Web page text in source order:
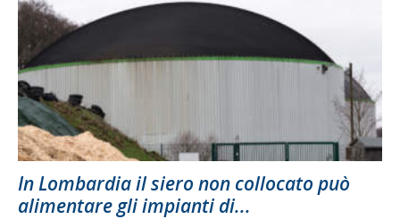
In Lombardia il siero non collocato può
alimentare gli impianti di...